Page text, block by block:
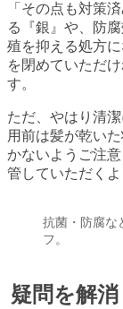
「その点も対策
る『銀』や、防
殖を抑える処方
を閉めていただ
す。
ただ、やはり清
用前は髪が乾い
かないようご注
管していただくよ
抗菌・防腐な
フ。
疑問を解